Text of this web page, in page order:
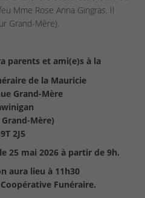
Mme Rose Anna Gingras. Il
Grand-Mère).
parents et ami(e)s à la
de la Mauricie
Grand-Mère
Mère)
2J5
25 mai 2026 à partir de 9h.
aura lieu à 11h30
Funéraire.